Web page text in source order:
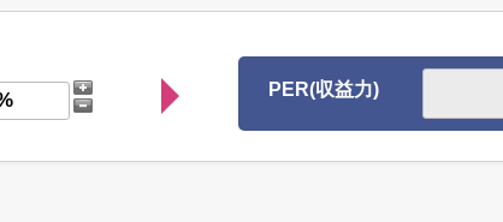
PER(収益力)